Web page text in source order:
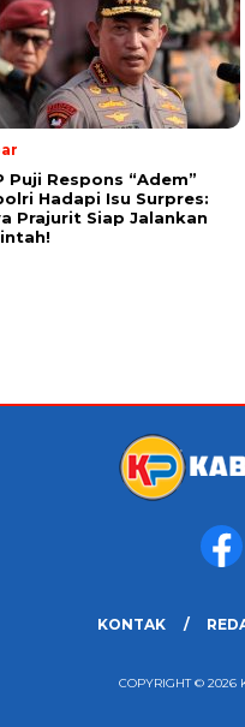
Puji Respons “Adem”
Hadapi Isu Surpres:
Prajurit Siap Jalankan
KONTAK
COPYRIGHT © 2026